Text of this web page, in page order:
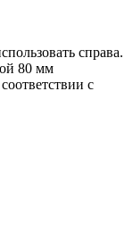
справа.
80 мм
с